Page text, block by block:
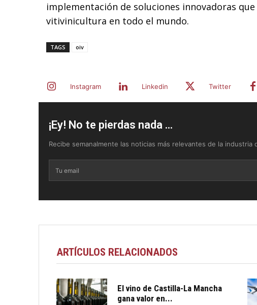
implementación de soluciones innovadoras
vitivinicultura en todo el mundo.
TAGS oiv
Instagram Linkedin Twitter
¡Ey! No te pierdas nada ...
Recibe semanalmente las noticias más relevantes de la industria
ARTÍCULOS RELACIONADOS
El vino de Castilla-La Mancha
gana valor en...